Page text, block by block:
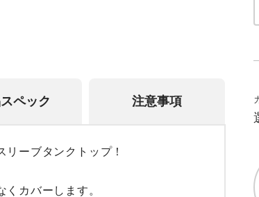
ペック 注意事項
リーブタンクトップ！
カバーします。